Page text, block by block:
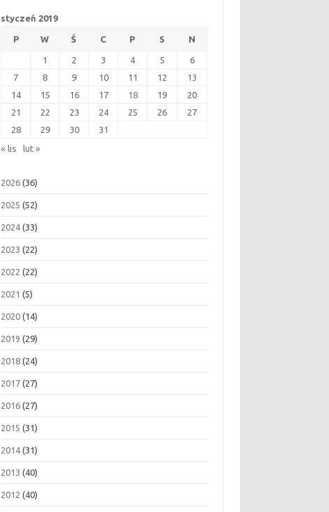
styczeń 2019
P W Ś C P S N
1 2 3 4 5
6
7
8 9 10 11 12
13
14
15 16 17 18 19
20
21
22 23 24 25 26
27
28
29 30 31
« lis lut »
2026 (36)
2025 (52)
2024 (33)
2023 (22)
2022 (22)
2021 (5)
2020 (14)
2019 (29)
2018 (24)
2017 (27)
2016 (27)
2015 (31)
2014 (31)
2013 (40)
2012 (40)